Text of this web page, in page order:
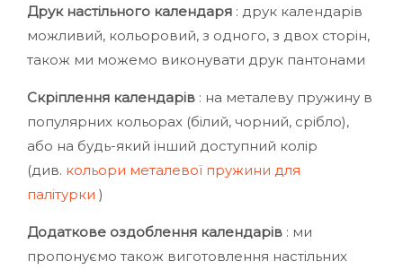
Друк настільного календаря : друк календарів
можливий, кольоровий, з одного, з двох сторін,
також ми можемо виконувати друк пантонами
Скріплення календарів : на металеву пружину в
популярних кольорах (білий, чорний, срібло),
або на будь-який інший доступний колір
(див. кольори металевої пружини для
палітурки )
Додаткове оздоблення календарів : ми
пропонуємо також виготовлення настільних